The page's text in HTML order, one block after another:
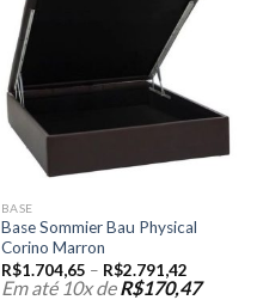
BASE
Base Sommier Bau Physical
Corino Marron
R$1.704,65 – R$2.791,42
Em até 10x deR$170,47